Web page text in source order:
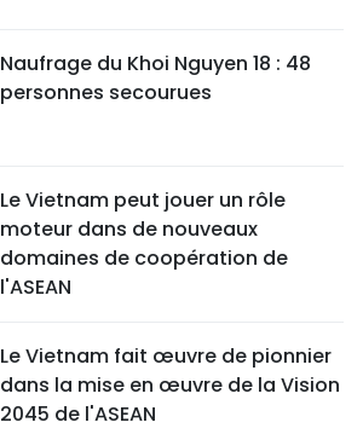
Naufrage du Khoi Nguyen 18 : 48
personnes secourues
Le Vietnam peut jouer un rôle
moteur dans de nouveaux
domaines de coopération de
l'ASEAN
Le Vietnam fait œuvre de pionnier
dans la mise en œuvre de la Vision
2045 de l'ASEAN